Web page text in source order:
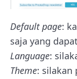
Default page:
saja yang
Language:
Theme: silakan